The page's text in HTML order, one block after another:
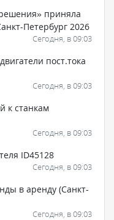
приняла
Петербург 2026
Сегодня, в 09:03
пост.тока
Сегодня, в 09:03
к станкам
Сегодня, в 09:03
ID45128
Сегодня, в 09:03
в аренду (Санкт-
Сегодня, в 09:03